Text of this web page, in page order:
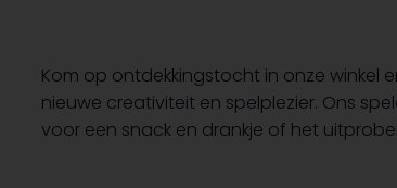
Kom op ontdekkingstocht in onze winkel
nieuwe creativiteit en spelplezier. Ons
voor een snack en drankje of het